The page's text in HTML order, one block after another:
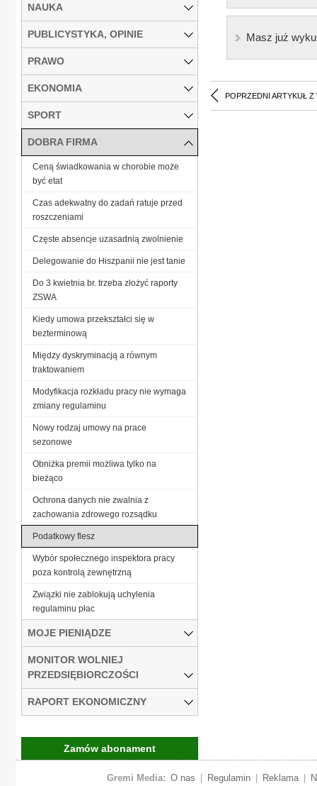
Masz już
POPRZEDNI ARTYKUŁ Z
NAUKA
PUBLICYSTYKA, OPINIE
PRAWO
EKONOMIA
SPORT
DOBRA FIRMA
Ceną świadkowania w chorobie może
być etat
Czas adekwatny do zadań ratuje przed
roszczeniami
Częste absencje uzasadnią zwolnienie
Delegowanie do Hiszpanii nie jest tanie
Do 3 kwietnia br. trzeba złożyć raporty
ZSWA
Kiedy umowa przekształci się w
bezterminową
Między dyskryminacją a równym
traktowaniem
Modyfikacja rozkładu pracy nie wymaga
zmiany regulaminu
Nowy rodzaj umowy na prace
sezonowe
Obniżka premii możliwa tylko na
bieżąco
Ochrona danych nie zwalnia z
zachowania zdrowego rozsądku
Podatkowy flesz
Wybór społecznego inspektora pracy
poza kontrolą zewnętrzną
Związki nie zablokują uchylenia
regulaminu płac
MOJE PIENIĄDZE
MONITOR WOLNIEJ
PRZEDSIĘBIORCZOŚCI
RAPORT EKONOMICZNY
Zamów abonament
Gremi Media: O nas Regulamin Reklama